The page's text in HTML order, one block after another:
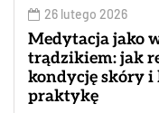
26 lutego 2026
Medytacja jako
trądzikiem: jak
kondycję skóry i
praktykę